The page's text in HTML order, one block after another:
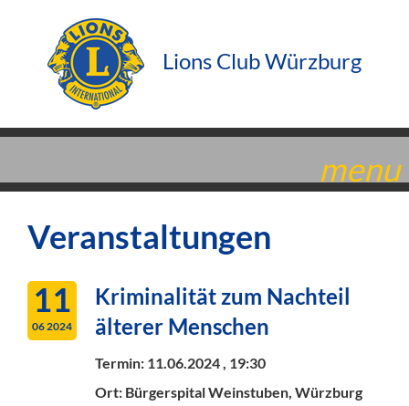
Lions Club Würzburg
menu
Veranstaltungen
11
06 2024
Kriminalität zum Nachteil
älterer Menschen
Termin: 11.06.2024 , 19:30
Ort: Bürgerspital Weinstuben, Würzburg